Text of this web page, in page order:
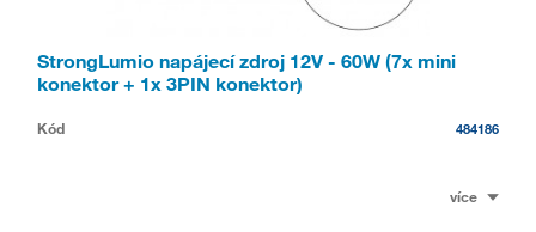
StrongLumio napájecí zdroj 12V - 60W (7x mini
konektor + 1x 3PIN konektor)
Kód 484186
více